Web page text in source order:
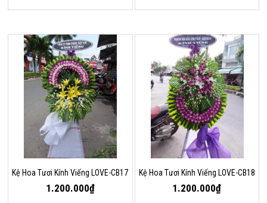
Kệ Hoa Tươi Kính Viếng LOVE-CB17
1.200.000₫
Kệ Hoa Tươi Kính Viếng LOVE-CB18
1.200.000₫